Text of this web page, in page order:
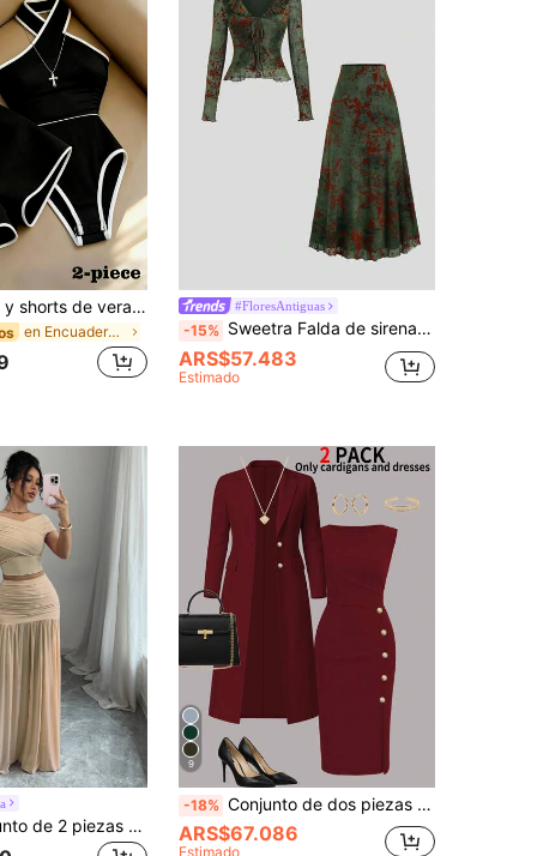
Franclia Mono y shorts de verano sexy para mujer con cuello halter y ribete de contraste
en Encuadernación de contraste Coords de mujer
#FloresAntiguas
-15% Sweetra Falda de sirena elegante con volantes para uso diario, conjunto versátil de 2 piezas, otoño
ARS$57.483
Estimado
Elenzga Conjunto de 2 piezas para mujer con top y falda de unicolor, de moda para el verano
9
-18% Conjunto de dos piezas elegante para mujer, primavera
ARS$67.086
Estimado